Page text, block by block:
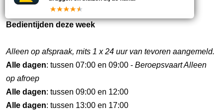
Bedientijden deze week
Alleen op afspraak, mits 1 x 24 uur van tevoren aangemeld.
Alle dagen: tussen 07:00 en 09:00 - Beroepsvaart Alleen
op afroep
Alle dagen: tussen 09:00 en 12:00
Alle dagen: tussen 13:00 en 17:00